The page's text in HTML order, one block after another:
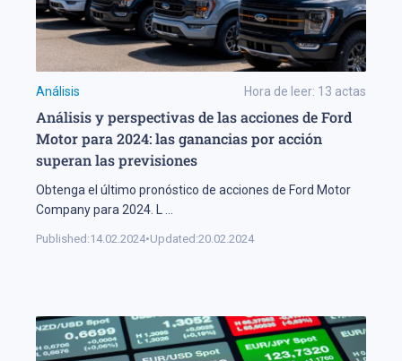
Análisis Hora de leer: 13 actas
Análisis y perspectivas de las acciones de Ford
Motor para 2024: las ganancias por acción
superan las previsiones
Obtenga el último pronóstico de acciones de Ford Motor
Company para 2024. L
Published:14.02.2024•Updated:20.02.2024